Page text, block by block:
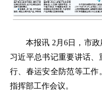
本报讯 2月6日，市
习近平总书记重要讲话
行、春运安全防范等工作
指挥部工作会议。